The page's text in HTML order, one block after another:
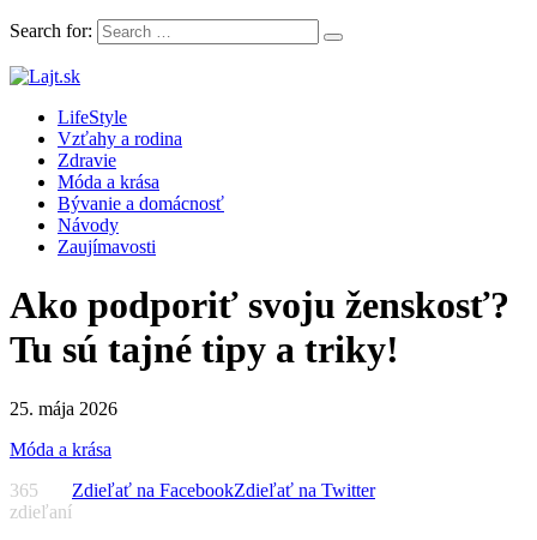
Search for:
Lajt.sk
LifeStyle magazín plný článkov, rád a inšpirácii
LifeStyle
Vzťahy a rodina
Zdravie
Móda a krása
Bývanie a domácnosť
Návody
Zaujímavosti
Ako podporiť svoju ženskosť?
Tu sú tajné tipy a triky!
25. mája 2026
Móda a krása
365
zdieľaní
Zdieľať na FacebookZdieľať na Twitter